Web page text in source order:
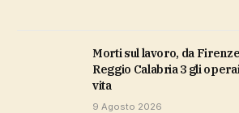
Morti sul lavoro, da Firenze a Bologna, fino a
Reggio Calabria 3 gli
vita
9 Agosto 2026